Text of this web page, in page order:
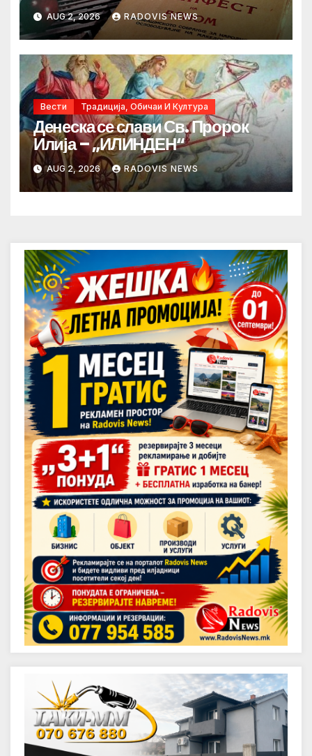
AUG 2, 2026 RADOVIS NEWS
Вести Традиција, Обичаи И Култура
Денеска се слави Св. Пророк
Илија – „ИЛИНДЕН“
AUG 2, 2026 RADOVIS NEWS